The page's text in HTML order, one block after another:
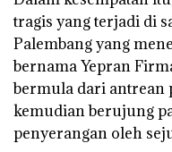
tragis yang terjadi di
Palembang yang
bernama Yepran
bermula dari antrean
kemudian berujung
penyerangan oleh